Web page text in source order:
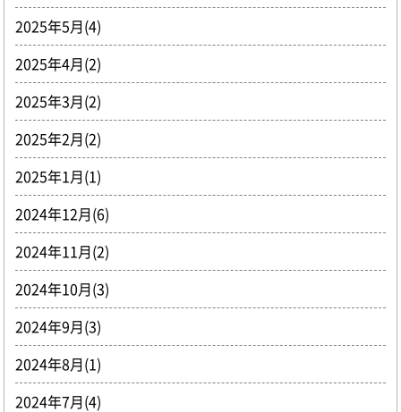
2025年5月(4)
2025年4月(2)
2025年3月(2)
2025年2月(2)
2025年1月(1)
2024年12月(6)
2024年11月(2)
2024年10月(3)
2024年9月(3)
2024年8月(1)
2024年7月(4)